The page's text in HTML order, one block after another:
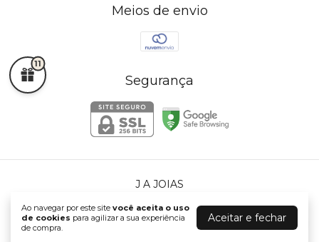
Ao navegar por este site você aceita o uso
de cookies para agilizar a sua experiência
de compra.
Aceitar e fechar
Meios de envio
Segurança
J A JOIAS
11